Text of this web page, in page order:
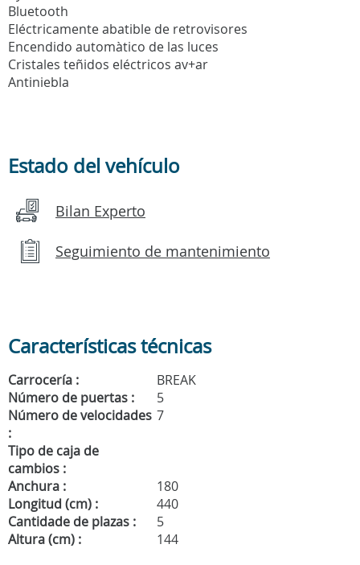
Bluetooth
Eléctricamente abatible de retrovisores
Encendido automàtico de las luces
Cristales teñidos eléctricos av+ar
Antiniebla
Estado del vehículo
Bilan Experto
Seguimiento de mantenimiento
Características técnicas
Carrocería :
BREAK
Número de puertas :
5
Número de velocidades
:
7
Tipo de caja de
cambios :
Anchura :
180
Longitud (cm) :
440
Cantidade de plazas :
5
Altura (cm) :
144